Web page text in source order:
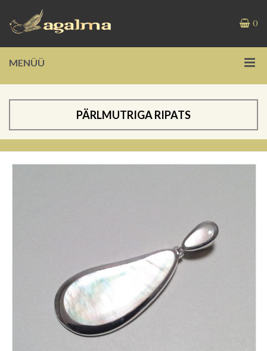
0
MENÜÜ
PÄRLMUTRIGA RIPATS